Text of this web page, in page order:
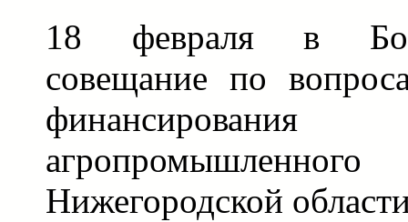
18 февраля в
совещание по
Нижегородской